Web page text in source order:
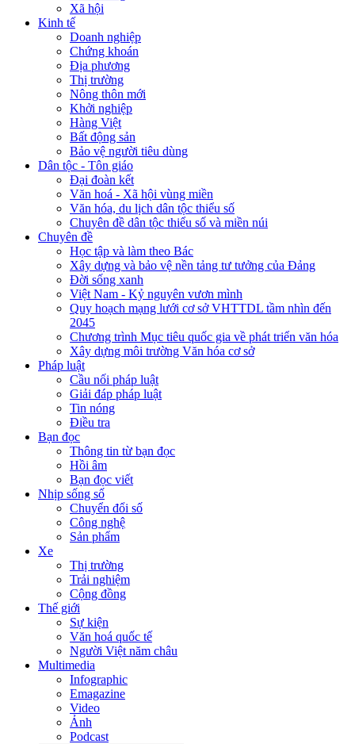
Xã hội
Kinh tế
Doanh nghiệp
Chứng khoán
Địa phương
Thị trường
Nông thôn mới
Khởi nghiệp
Hàng Việt
Bất động sản
Bảo vệ người tiêu dùng
Dân tộc - Tôn giáo
Đại đoàn kết
Văn hoá - Xã hội vùng miền
Văn hóa, du lịch dân tộc thiểu số
Chuyên đề dân tộc thiểu số và miền núi
Chuyên đề
Học tập và làm theo Bác
Xây dựng và bảo vệ nền tảng tư tưởng của Đảng
Đời sống xanh
Việt Nam - Kỷ nguyên vươn mình
Quy hoạch mạng lưới cơ sở VHTTDL tầm nhìn đến
2045
Chương trình Mục tiêu quốc gia về phát triển văn hóa
Xây dựng môi trường Văn hóa cơ sở
Pháp luật
Cầu nối pháp luật
Giải đáp pháp luật
Tin nóng
Điều tra
Bạn đọc
Thông tin từ bạn đọc
Hồi âm
Bạn đọc viết
Nhịp sống số
Chuyển đổi số
Công nghệ
Sản phẩm
Xe
Thị trường
Trải nghiệm
Cộng đồng
Thế giới
Sự kiện
Văn hoá quốc tế
Người Việt năm châu
Multimedia
Infographic
Emagazine
Video
Ảnh
Podcast